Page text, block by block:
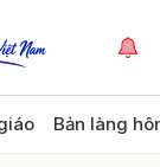
Bản làng